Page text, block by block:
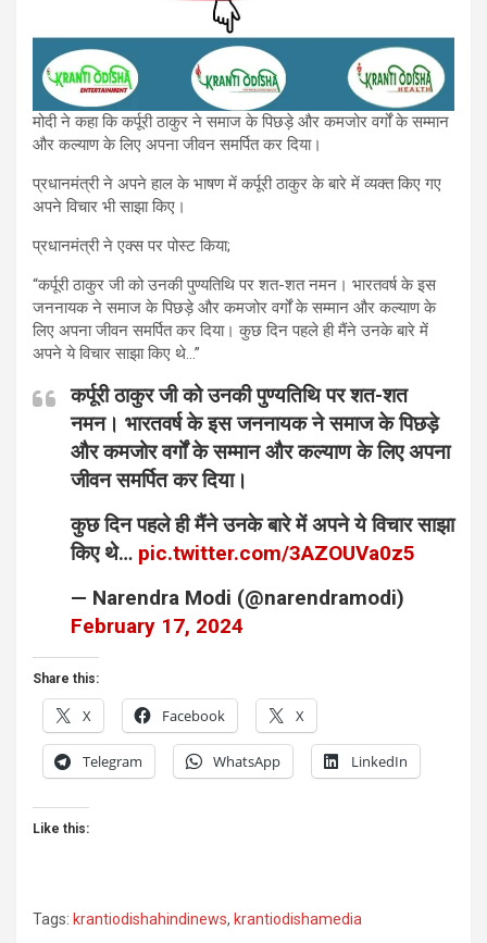
मोदी ने कहा कि कर्पूरी ठाकुर ने समाज के पिछड़े और कमजोर वर्गों के सम्मान
और कल्याण के लिए अपना जीवन समर्पित कर दिया।
प्रधानमंत्री ने अपने हाल के भाषण में कर्पूरी ठाकुर के बारे में व्यक्त किए गए
अपने विचार भी साझा किए।
प्रधानमंत्री ने एक्स पर पोस्ट किया;
“कर्पूरी ठाकुर जी को उनकी पुण्यतिथि पर शत-शत नमन। भारतवर्ष के इस
जननायक ने समाज के पिछड़े और कमजोर वर्गों के सम्मान और कल्याण के
लिए अपना जीवन समर्पित कर दिया। कुछ दिन पहले ही मैंने उनके बारे में
अपने ये विचार साझा किए थे…”
कर्पूरी ठाकुर जी को उनकी पुण्यतिथि पर शत-शत
नमन। भारतवर्ष के इस जननायक ने समाज के पिछड़े
और कमजोर वर्गों के सम्मान और कल्याण के लिए अपना
जीवन समर्पित कर दिया।
कुछ दिन पहले ही मैंने उनके बारे में अपने ये विचार साझा
किए थे… pic.twitter.com/3AZOUVa0z5
— Narendra Modi (@narendramodi)
February 17, 2024
Share this:
X Facebook X
Telegram WhatsApp LinkedIn
Like this:
Tags: krantiodishahindinews, krantiodishamedia